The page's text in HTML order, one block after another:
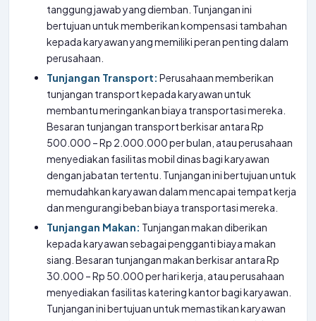
tanggung jawab yang diemban. Tunjangan ini
bertujuan untuk memberikan kompensasi tambahan
kepada karyawan yang memiliki peran penting dalam
perusahaan.
Tunjangan Transport: Perusahaan memberikan
tunjangan transport kepada karyawan untuk
membantu meringankan biaya transportasi mereka.
Besaran tunjangan transport berkisar antara Rp
500.000 – Rp 2.000.000 per bulan, atau perusahaan
menyediakan fasilitas mobil dinas bagi karyawan
dengan jabatan tertentu. Tunjangan ini bertujuan untuk
memudahkan karyawan dalam mencapai tempat kerja
dan mengurangi beban biaya transportasi mereka.
Tunjangan Makan: Tunjangan makan diberikan
kepada karyawan sebagai pengganti biaya makan
siang. Besaran tunjangan makan berkisar antara Rp
30.000 – Rp 50.000 per hari kerja, atau perusahaan
menyediakan fasilitas katering kantor bagi karyawan.
Tunjangan ini bertujuan untuk memastikan karyawan